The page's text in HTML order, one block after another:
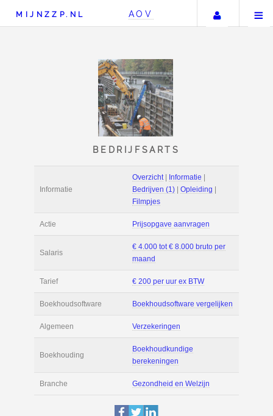
MIJNZZP.NL AOV Uw
BEDRIJFSARTS
Overzicht
Filmpjes
Prijsopgave
Salaris
€ 200 per uur ex